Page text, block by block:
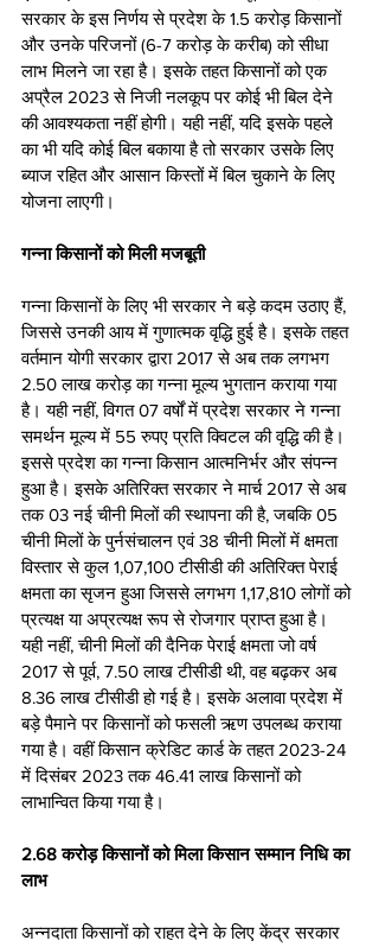
सरकार के इस निर्णय से प्रदेश के 1.5 करोड़ किसानों
और उनके परिजनों (6-7 करोड़ के करीब) को सीधा
लाभ मिलने जा रहा है। इसके तहत किसानों को एक
अप्रैल 2023 से निजी नलकूप पर कोई भी बिल देने
की आवश्यकता नहीं होगी। यही नहीं, यदि इसके पहले
का भी यदि कोई बिल बकाया है तो सरकार उसके लिए
ब्याज रहित और आसान किस्तों में बिल चुकाने के लिए
योजना लाएगी।
गन्ना किसानों को मिली मजबूती
गन्ना किसानों के लिए भी सरकार ने बड़े कदम उठाए हैं,
जिससे उनकी आय में गुणात्मक वृद्धि हुई है। इसके तहत
वर्तमान योगी सरकार द्वारा 2017 से अब तक लगभग
2.50 लाख करोड़ का गन्ना मूल्य भुगतान कराया गया
है। यही नहीं, विगत 07 वर्षों में प्रदेश सरकार ने गन्ना
समर्थन मूल्य में 55 रुपए प्रति क्विटल की वृद्धि की है।
इससे प्रदेश का गन्ना किसान आत्मनिर्भर और संपन्न
हुआ है। इसके अतिरिक्त सरकार ने मार्च 2017 से अब
तक 03 नई चीनी मिलों की स्थापना की है, जबकि 05
चीनी मिलों के पुर्नसंचालन एवं 38 चीनी मिलों में क्षमता
विस्तार से कुल 1,07,100 टीसीडी की अतिरिक्त पेराई
क्षमता का सृजन हुआ जिससे लगभग 1,17,810 लोगों को
प्रत्यक्ष या अप्रत्यक्ष रूप से रोजगार प्राप्त हुआ है।
यही नहीं, चीनी मिलों की दैनिक पेराई क्षमता जो वर्ष
2017 से पूर्व, 7.50 लाख टीसीडी थी, वह बढ़कर अब
8.36 लाख टीसीडी हो गई है। इसके अलावा प्रदेश में
बड़े पैमाने पर किसानों को फसली ऋण उपलब्ध कराया
गया है। वहीं किसान क्रेडिट कार्ड के तहत 2023-24
में दिसंबर 2023 तक 46.41 लाख किसानों को
लाभान्वित किया गया है।
2.68 करोड़ किसानों को मिला किसान सम्मान निधि का
लाभ
अन्नदाता किसानों को राहत देने के लिए केंद्र सरकार